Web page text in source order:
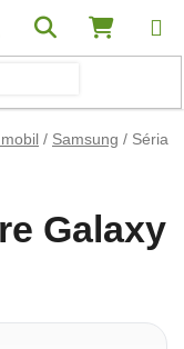
Hľadať
/ Samsung / Séria
Galaxy